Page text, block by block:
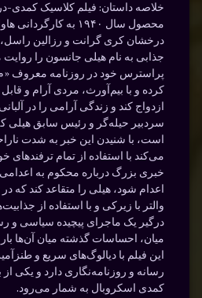
خلاصه داستان: فیلم کلاسیک کمدی-
محصول سال ۱۹۴۰ به
درخشان کری گرانت و رزالین راسل،
جذابی به نام هیلی جانسون را
کرده و با بیم‌آورث، مردی آرام و
ازدواج کند و زندگی آرامی را در آلبانی
سردبیر حیله‌گر و رئیس سابق هیلی
است، با شنیدن این خبر به شدت
می‌کند با استفاده از تمام ترفندهای
خبری بزرگ درباره محکوم به
اعدام شود، هیلی را متقاعد کند که
والتر با زیرکی و با استفاده از
درگیر یک ماجرای پیچیده سیاسی و
میان، احساسات گذشته میان آن‌ها
این فیلم با دیالوگ‌های سریع و
رسانه و روزنامه‌نگاری دارد و یکی از
کمدی اسکروبال به شمار می‌رود.